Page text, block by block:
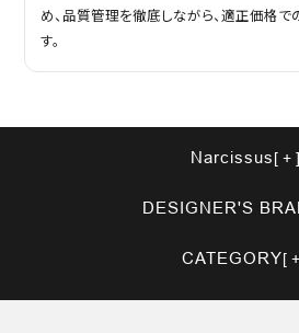
め、品質管理を徹底しながら、適正価格
す。
Narcissus
DESIGNER'S
CATEGORY